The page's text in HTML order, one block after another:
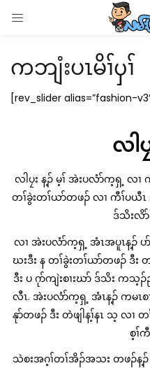
ကဘျံးပၤမိၢ်ၦၢ်
[rev_slider alias=”fashion-
လါ
လါပၠး န့ၣ် မ့ၢ် အဲးပလံာ်က့ရှ့ လၢ
တၢ်ခွဲးတၢ်ယာ်တဖၣ် လၢ ကီၢ်ပယီၤ
ဒ်သိးလိာ်
လၢ အဲးပလံာ်က့ရှ့ အံၤအပူၤန့ၣ် ပ
ဃးဒီး န တၢ်ခွဲးတၢ်ယာ်တဖၣ် ဒီ
ဒီး ပ ဂုာ်ကျဲးစၢးဃာ် ဒ်သိး
လီၤ. အဲးပလံာ်က့ရှ့ အံၤန့ၣ် ကမၤ
နုာ်တဖၣ် ဒီး တဲဖျါန့ၢ်နၤ သ့ လ
စ့ၢ်
သဲစးအဂ့ၢ်တၢ်အိၣ်အသး တဖၣ်
Enter your username and